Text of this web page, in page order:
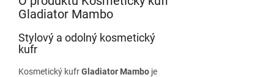
Gladiator Mambo
Stylový a odolný kosmetický
kufr
Kosmetický kufrGladiator Mambo je